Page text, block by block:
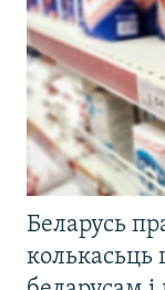
Беларусь
колькасьць